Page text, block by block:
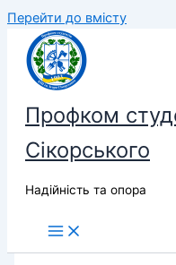
Перейти до вмісту
Профком
Сікорського
Надійність та опора